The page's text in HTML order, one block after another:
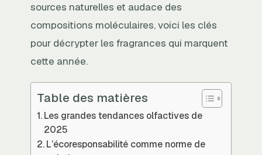
sources naturelles et audace des
compositions moléculaires, voici les clés
pour décrypter les fragrances qui marquent
cette année.
Table des matières
Les grandes tendances olfactives de
2025
L’écoresponsabilité comme norme de